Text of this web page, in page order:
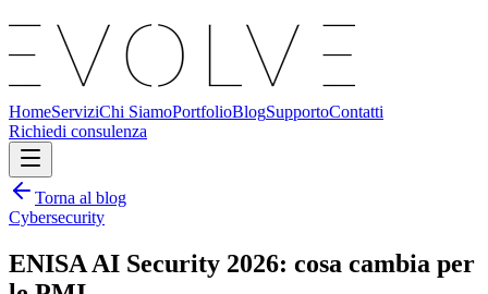
HomeServiziChi SiamoPortfolioBlogSupportoContatti
Richiedi consulenza
Torna al blog
Cybersecurity
ENISA AI Security 2026: cosa cambia per